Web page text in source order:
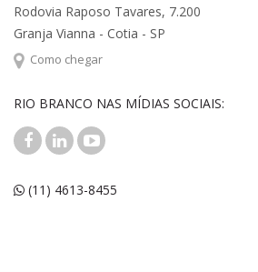
Rodovia Raposo Tavares, 7.200
Granja Vianna - Cotia - SP
Como chegar
RIO BRANCO NAS MÍDIAS SOCIAIS:
(11) 4613-8455